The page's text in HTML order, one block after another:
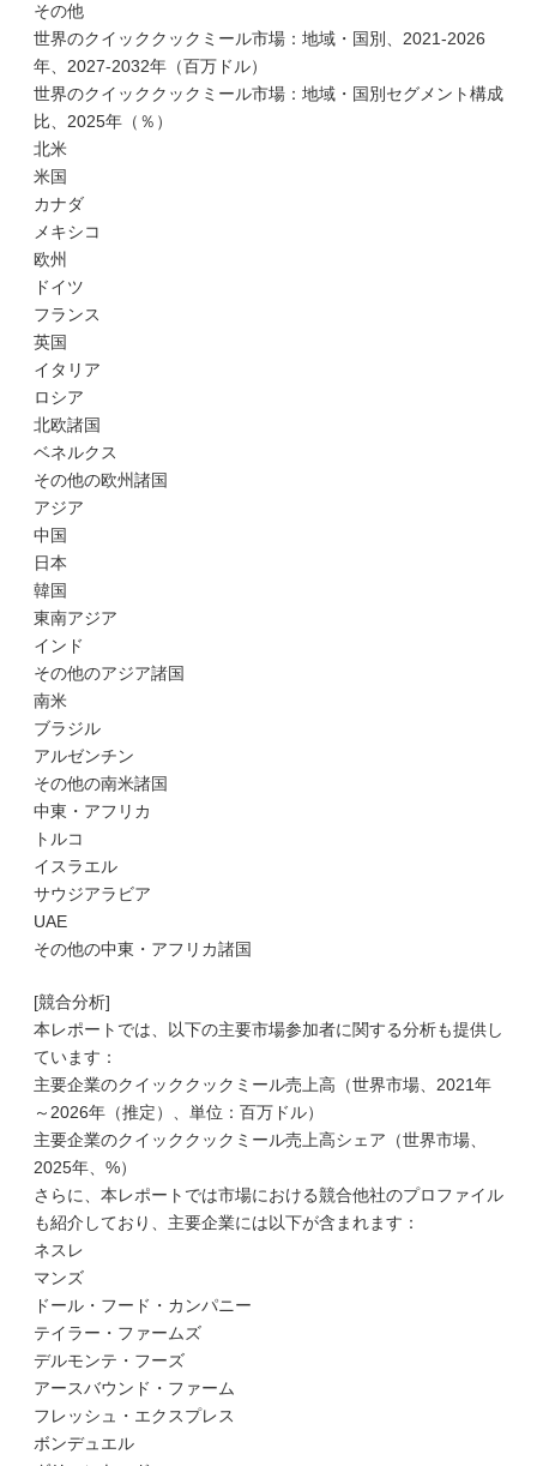
その他
世界のクイッククックミール市場：地域・国別、2021-2026
年、2027-2032年（百万ドル）
世界のクイッククックミール市場：地域・国別セグメント構成
比、2025年（％）
北米
米国
カナダ
メキシコ
欧州
ドイツ
フランス
英国
イタリア
ロシア
北欧諸国
ベネルクス
その他の欧州諸国
アジア
中国
日本
韓国
東南アジア
インド
その他のアジア諸国
南米
ブラジル
アルゼンチン
その他の南米諸国
中東・アフリカ
トルコ
イスラエル
サウジアラビア
UAE
その他の中東・アフリカ諸国
[競合分析]
本レポートでは、以下の主要市場参加者に関する分析も提供し
ています：
主要企業のクイッククックミール売上高（世界市場、2021年
～2026年（推定）、単位：百万ドル）
主要企業のクイッククックミール売上高シェア（世界市場、
2025年、%）
さらに、本レポートでは市場における競合他社のプロファイル
も紹介しており、主要企業には以下が含まれます：
ネスレ
マンズ
ドール・フード・カンパニー
テイラー・ファームズ
デルモンテ・フーズ
アースバウンド・ファーム
フレッシュ・エクスプレス
ボンデュエル